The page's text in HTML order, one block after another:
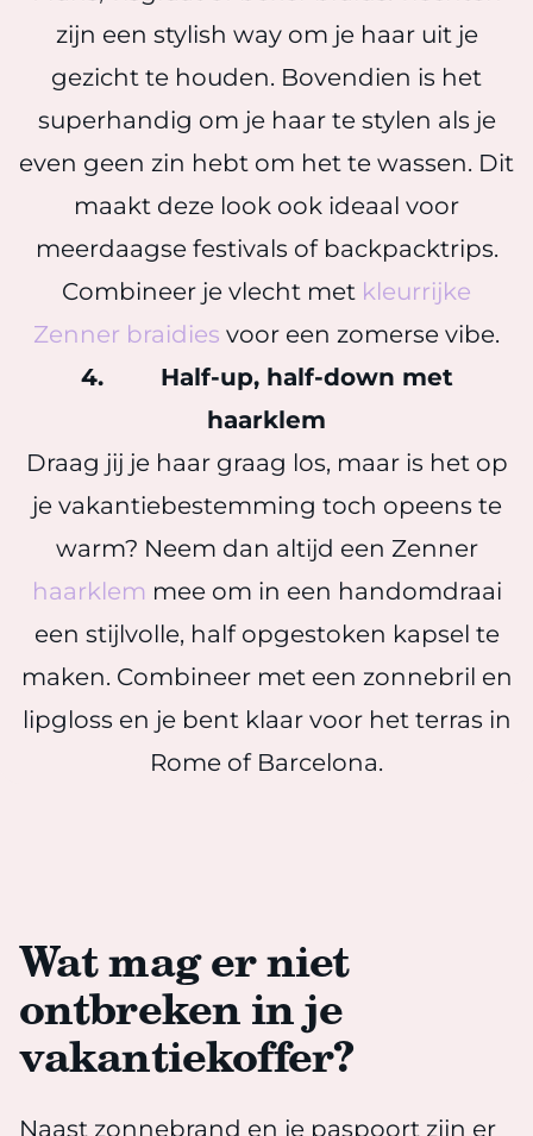
zijn een stylish way om je haar uit je
gezicht te houden. Bovendien is het
superhandig om je haar te stylen als je
even geen zin hebt om het te wassen. Dit
maakt deze look ook ideaal voor
meerdaagse festivals of backpacktrips.
Combineer je vlecht met kleurrijke
Zenner braidies voor een zomerse vibe.
4. Half-up, half-down met
haarklem
Draag jij je haar graag los, maar is het op
je vakantiebestemming toch opeens te
warm? Neem dan altijd een Zenner
haarklem mee om in een handomdraai
een stijlvolle, half opgestoken kapsel te
maken. Combineer met een zonnebril en
lipgloss en je bent klaar voor het terras in
Rome of Barcelona.
Wat mag er niet
ontbreken in je
vakantiekoffer?
Naast zonnebrand en je paspoort zijn er